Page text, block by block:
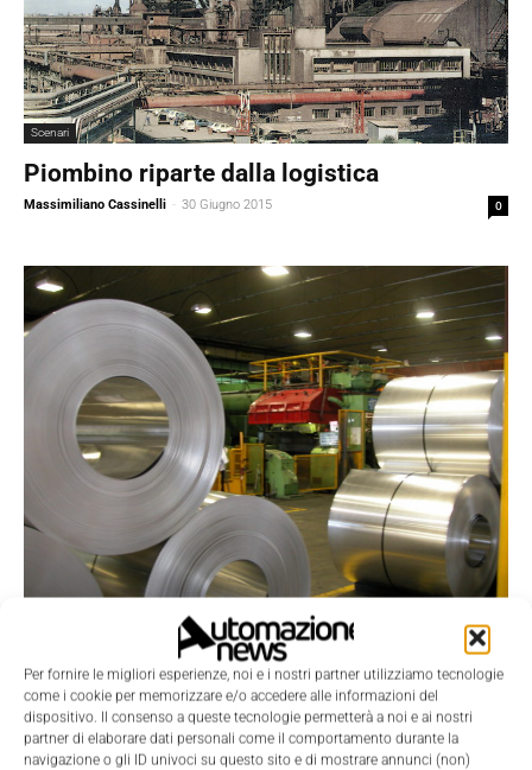
Per fornire le migliori esperienze, noi e i nostri partner utilizziamo tecnologie
come i cookie per memorizzare e/o accedere alle informazioni del
dispositivo. Il consenso a queste tecnologie permetterà a noi e ai nostri
partner di elaborare dati personali come il comportamento durante la
navigazione o gli ID univoci su questo sito e di mostrare annunci (non)
Scenari
Piombino riparte dalla logistica
Massimiliano Cassinelli - 30 Giugno 2015 0
La siderurgia italiana riparte da Piombino
Massimiliano Cassinelli - 10 Dicembre 2014